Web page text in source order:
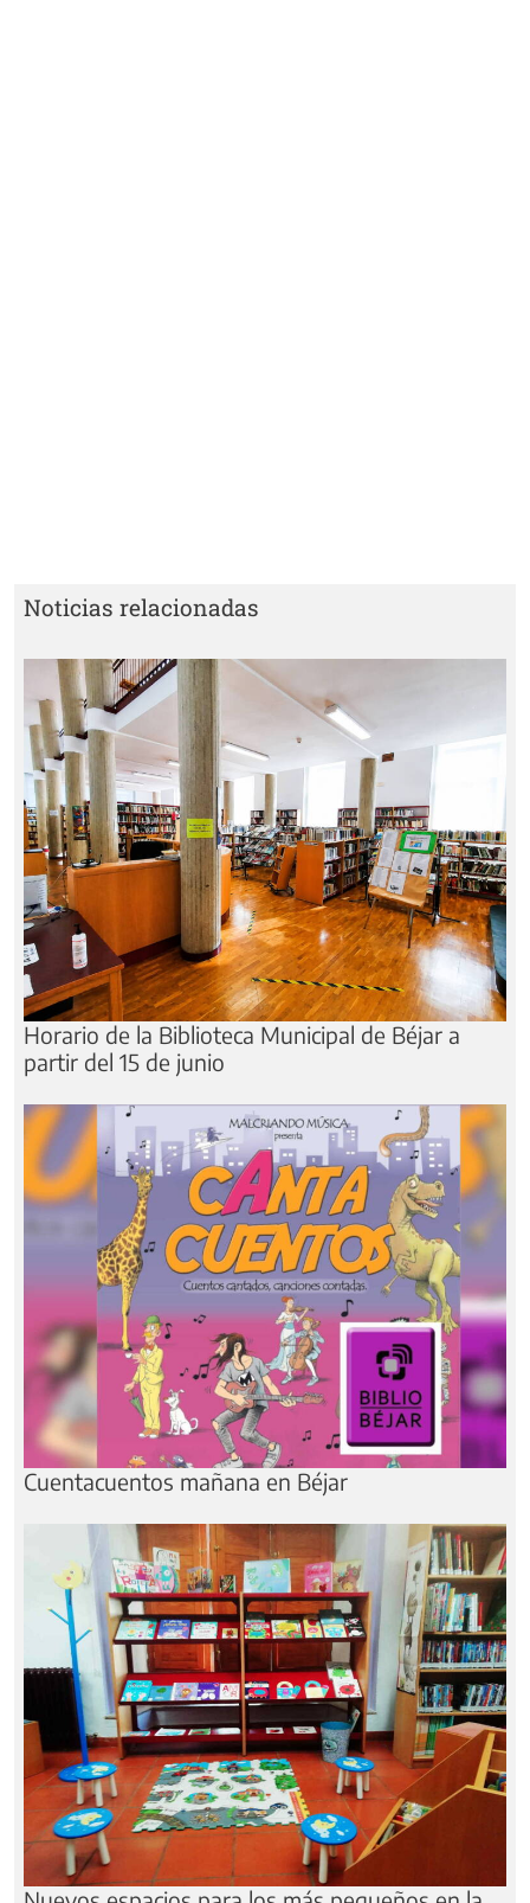
Noticias relacionadas
Horario de la Biblioteca Municipal de Béjar a
partir del 15 de junio
Cuentacuentos mañana en Béjar